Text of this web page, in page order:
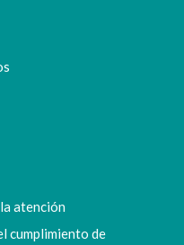
atención
cumplimiento de